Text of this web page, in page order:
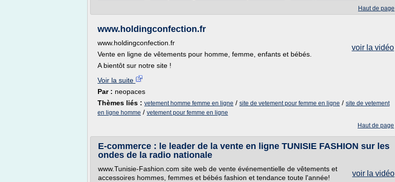
Haut de page
www.holdingconfection.fr
voir la vidéo
www.holdingconfection.fr
Vente en ligne de vêtements pour homme, femme, enfants et bébés.
A bientôt sur notre site !
Voir la suite
Par : neopaces
Thèmes liés : vetement homme femme en ligne / site de vetement pour femme en ligne / site de vetement
en ligne homme / vetement pour femme en ligne
Haut de page
E-commerce : le leader de la vente en ligne TUNISIE FASHION sur les
ondes de la radio nationale
voir la vidéo
www.Tunisie-Fashion.com site web de vente événementielle de vêtements et
accessoires hommes, femmes et bébés fashion et tendance toute l'année!